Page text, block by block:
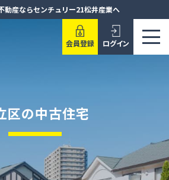
動産ならセンチュリー21松井産業へ
会員登録 ログイン
区の中古住宅